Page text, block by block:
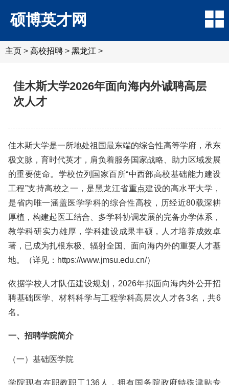
硕博英才网
主页 > 高校招聘 > 黑龙江 >
佳木斯大学2026年面向海内外诚聘高层
次人才
佳木斯大学是一所地处祖国最东端的综合性高等学府，承东
极文脉，育时代英才，肩负着服务国家战略、助力区域发展
的重要使命。学校位列国家百所“中西部高校基础能力建设
工程”支持高校之一，是黑龙江省重点建设的高水平大学，
是省内唯一涵盖医学学科的综合性高校，历经近80载深耕
厚植，构建起医工结合、多学科协调发展的完备办学体系，
教学科研实力雄厚，学科建设成果丰硕，人才培养成效卓
著，已成为扎根东极、辐射全国、面向海内外的重要人才基
地。（详见：https://www.jmsu.edu.cn/）
依据学校人才队伍建设规划，2026年拟面向海内外公开招
聘基础医学、材料科学与工程学科高层次人才各3名，共6
名。
一、招聘学院简介
（一）基础医学院
学院现有在职教职工136人，拥有国务院政府特殊津贴专